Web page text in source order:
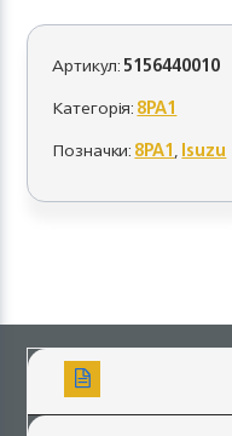
Артикул:5156440010
Категорія:8PA1
Позначки:8PA1,Isuzu